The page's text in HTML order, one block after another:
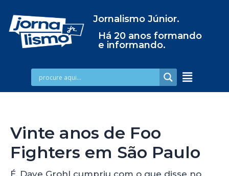
Jornalismo Júnior.
Há 20 anos formando
e informando.
Vinte anos de Foo
Fighters em São Paulo
É, Dave Grohl cumpriu com o que disse no